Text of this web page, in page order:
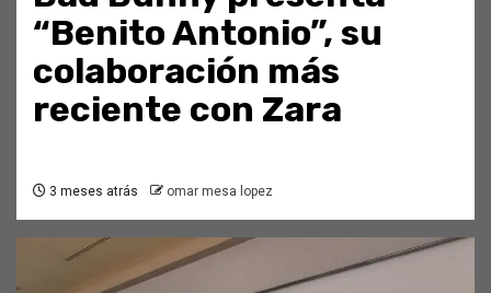
“Benito Antonio”, su
colaboración más
reciente con Zara
3 meses atrás omar mesa lopez